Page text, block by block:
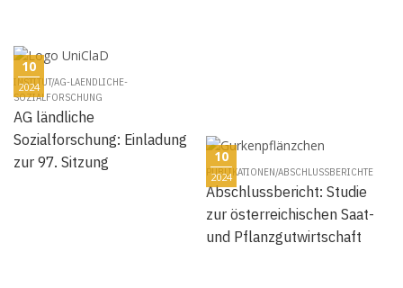
10
2024
INSTITUT/AG-LAENDLICHE-
SOZIALFORSCHUNG
AG ländliche
Sozialforschung: Einladung
zur 97. Sitzung
10
2024
PUBLIKATIONEN/ABSCHLUSSBERICHTE
Abschlussbericht: Studie
zur österreichischen Saat-
und Pflanzgutwirtschaft